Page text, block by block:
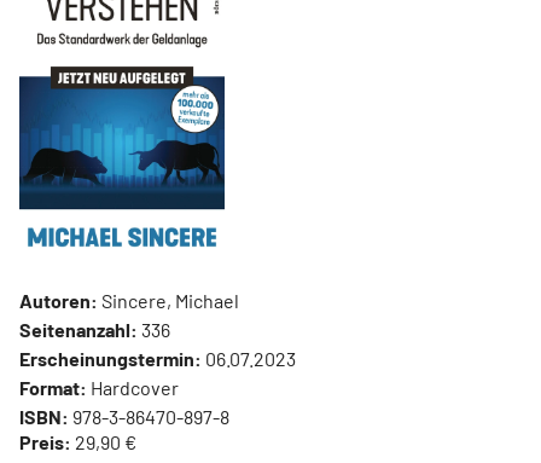
Autoren: Sincere, Michael
Seitenanzahl: 336
Erscheinungstermin: 06.07.2023
Format: Hardcover
ISBN: 978-3-86470-897-8
Preis: 29,90 €